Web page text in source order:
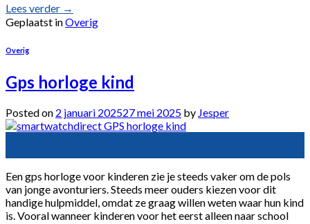
Lees verder →
Geplaatst inOverig
Overig
Gps horloge kind
Posted on 2 januari 202527 mei 2025 by Jesper
Een gps horloge voor kinderen zie je steeds vaker om de pols
van jonge avonturiers. Steeds meer ouders kiezen voor dit
handige hulpmiddel, omdat ze graag willen weten waar hun kind
is. Vooral wanneer kinderen voor het eerst alleen naar school